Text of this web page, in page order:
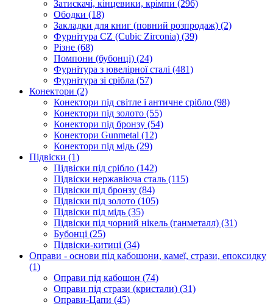
Затискачі, кінцевики, крімпи (296)
Ободки (18)
Закладки для книг (повний розпродаж) (2)
Фурнітура CZ (Cubic Zirconia) (39)
Різне (68)
Помпони (бубонці) (24)
Фурнітура з ювелірної сталі (481)
Фурнітура зі срібла (57)
Конектори (2)
Конектори під світле і античне срібло (98)
Конектори під золото (55)
Конектори під бронзу (54)
Конектори Gunmetal (12)
Конектори під мідь (29)
Підвіски (1)
Підвіски під срібло (142)
Підвіски нержавіюча сталь (115)
Підвіски під бронзу (84)
Підвіски під золото (105)
Підвіски під мідь (35)
Підвіски під чорний нікель (ганметалл) (31)
Бубонці (25)
Підвіски-китиці (34)
Оправи - основи під кабошони, камеї, стрази, епоксидку
(1)
Оправи під кабошон (74)
Оправи під стрази (кристали) (31)
Оправи-Цапи (45)